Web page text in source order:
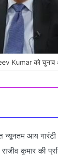
Kumar को चुनाव
न्यूनतम आय
कुमार की